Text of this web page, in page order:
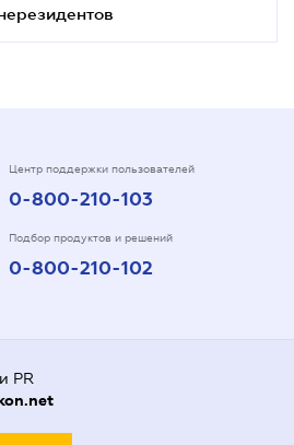
Центр поддержки пользователей
0-800-210-103
Подбор продуктов и решений
0-800-210-102
PR